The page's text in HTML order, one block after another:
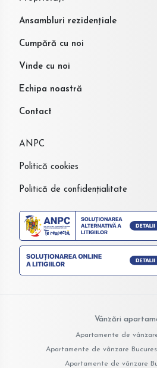
Ansambluri rezidențiale
Cumpără cu noi
Vinde cu noi
Echipa noastră
Contact
ANPC
Politică cookies
Politică de confidențialitate
Vânzări
Apartamente de
Apartamente de vânzare
Apartamente de vânzare